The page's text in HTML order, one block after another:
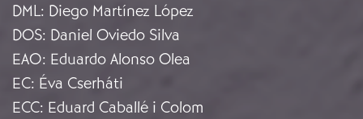
DML: Diego Martínez López
DOS: Daniel Oviedo Silva
EAO: Eduardo Alonso Olea
EC: Éva Cserháti
ECC: Eduard Caballé i Colom